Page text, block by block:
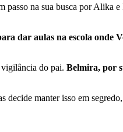
na sua busca por Alika
dar aulas na escola onde
do pai. Belmira, por
decide manter isso em